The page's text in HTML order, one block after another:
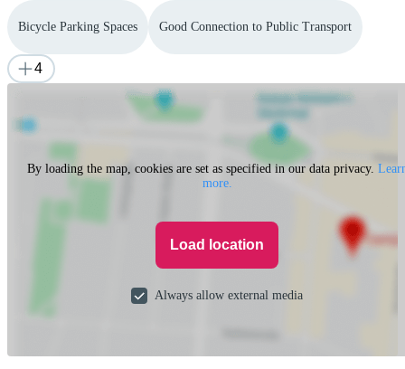
Bicycle Parking Spaces Good Connection to Public Transport
4
By loading the map, cookies are set as specified in our data privacy.
more.
Load location
Always allow external media